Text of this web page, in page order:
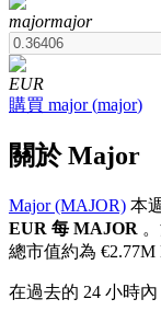
多種以USDT
幣本位永續
以數字貨幣
majormajor
EUR
購買 major(major)
關於 Major
Major (MAJOR) 本
EUR 每 MAJOR
總市值約為 €2.77M
在過去的 24 小時